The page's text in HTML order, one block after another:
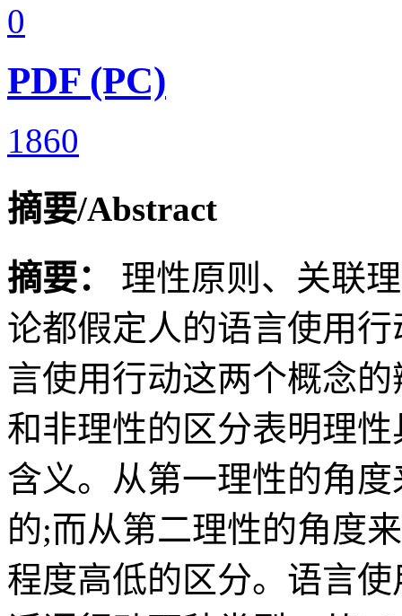
0
PDF (PC)
1860
摘要/Abstract
摘要： 理性原则、关联
论都假定人的语言使用
言使用行动这两个概念
和非理性的区分表明理
含义。从第一理性的角
的;而从第二理性的角度
程度高低的区分。语言